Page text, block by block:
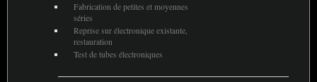
Fabrication de petites et moyennes
séries
Reprise sur électronique existante,
restauration
Test de tubes électroniques